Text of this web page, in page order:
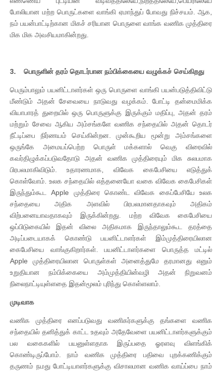
போலியான மற்ற பொருட்களை வாங்கி ஏமாந்துப் போவது நிச்சயம். ஆக,
நம் பயன்பாட்டிற்கான மிகச் சரியான பொருளை வாங்க வணிக முத்திரை
மிக மிக அவசியமாகின்றது.
3. பொருளின் தரம் தொடர்பான நம்பிக்கையை வழுக்கச் செய்கிறது
பெரும்பாலும் பயனிட்டாளர்கள் ஒரு பொருளை வாங்கி பயன்படுத்திவிட்டு
மீண்டும் அதன் சேவையை நாடுவது வழக்கம். போட்டி தன்மைமிக்க
வியாபாரத் துறையில் ஒரு பொருளுக்கு இருக்கும் மதிப்பு, அதன் தரம்
மற்றும் சேவை ஆகிய அம்சங்களே வணிக சந்தையில் அதன் தொடர்
நீட்டிப்பை நிர்ணயம் செய்கின்றன. முன்கூறிய மூன்று அம்சங்களை
ஒருங்கே அமையப்பெற்ற பொருள் மக்களால் வெகு விரைவில்
கவர்திழுக்கப்படுவதோடு அதன் வணிக முத்திரையும் மிக சுலபமாக
பிரபலமாகிவிடும். உதாரணமாக, விவேக கைபேசியை எடுத்துக்
கொள்வோம். உலக சந்தையில் எத்தனையோ வகை விவேக கைபேசிகள்
இருந்தும்கூட Apple முத்திரை கொண்ட விவேக கைப்பேசியே உலக
சந்தையை அதிக அளவில் பிரபலமானதாகவும் அதிகம்
விற்பனையாவதாகவும் இருக்கின்றது. மற்ற விவேக கைபேசியை
ஒப்பிடுகையில் இதன் விலை அதிகமாக இருந்தாலும்கூட தரத்தை
அடிப்படையாகக் கொண்டு பயனிட்டாளர்கள் இம்முத்திரையிலான
கைபேசியை வாங்குகிறார்கள். பயனிட்டாளர்களை பொருத்த மட்டில்
Apple முத்திரையிலான பொருள்கள் அனைத்துமே தரமானது எனும்
உறுதியான நம்பிக்கையை அம்முத்தியின்வழி அதன் நிறுவனம்
நிலைநாட்டியுள்ளதை இதன்மூலம் புரிந்து கொள்ளலாம்.
முடிவாக
வணிக முத்திரை எனப்படுவது வணிகர்களுக்கு தங்களை வணிக
சந்தையில் தனித்துக் காட்ட உதவும் அதேவேளை பயனிட்டாளர்களுக்கும்
பல வகைகளில் பயனுள்ளதாக இருப்பதை ஓரளவு விளங்கிக்
கொண்டிருப்போம். நாம் வணிக முத்திரை பதிவை புறக்கணிக்கும்
தருணம் நமது போட்டியாளர்களுக்கு விசாலமான வணிக வாய்ப்பை நாம்